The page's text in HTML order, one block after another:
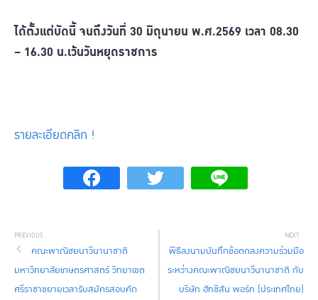
ได้ตั้งแต่บัดนี้ จนถึงวันที่ 30 มิถุนายน พ.ศ.2569 เวลา 08.30
– 16.30 น.เว้นวันหยุดราชการ
รายละเอียดคลิก !
คณะพาณิชยนาวีนานาชาติ
มหาวิทยาลัยเกษตรศาสตร์ วิทยาเขต
ศรีราชาขยายเวลารับสมัครสอบคัด
พิธีลงนามบันทึกข้อตกลงความร่วมมือ
ระหว่างคณะพาณิชยนาวีนานาชาติ กับ
บริษัท ฮัทชิสัน พอร์ท (ประเทศไทย)